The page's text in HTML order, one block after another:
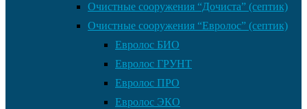
Очистные сооружения “Дочиста” (септик)
Очистные сооружения “Евролос” (септик)
Евролос БИО
Евролос ГРУНТ
Евролос ПРО
Евролос ЭКО